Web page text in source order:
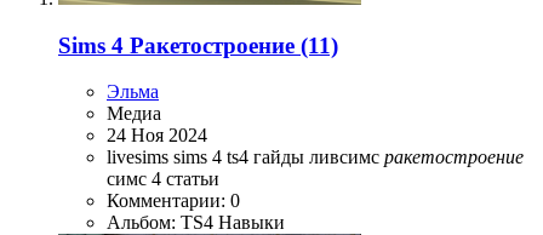
Sims 4 Ракетостроение (11)
Эльма
Медиа
24 Ноя 2024
livesims sims 4 ts4 гайды ливсимс ракетостроение
симс 4 статьи
Комментарии: 0
Альбом: TS4 Навыки